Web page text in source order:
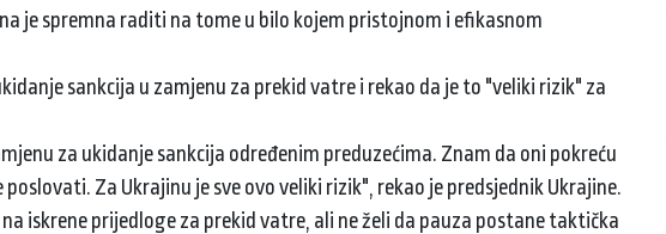
je spremna raditi na tome u bilo kojem pristojnom i efikasnom
sankcija u zamjenu za prekid vatre i rekao da je to "veliki rizik" za
za ukidanje sankcija određenim preduzećima. Znam da oni pokreću
Za Ukrajinu je sve ovo veliki rizik", rekao je predsjednik Ukrajine.
iskrene prijedloge za prekid vatre, ali ne želi da pauza postane taktička